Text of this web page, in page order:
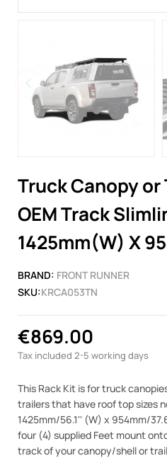
Truck Canopy
OEM Track
1425mm(W) X
BRAND: FRONT RUNNER
SKU:KRCA053TN
€869.00
Tax included 2-5 working days
This Rack Kit is for truck
trailers that have roof top sizes
1425mm/56.1'' (W) x 954mm/
four (4) supplied Feet mount
track of your canopy/shell or